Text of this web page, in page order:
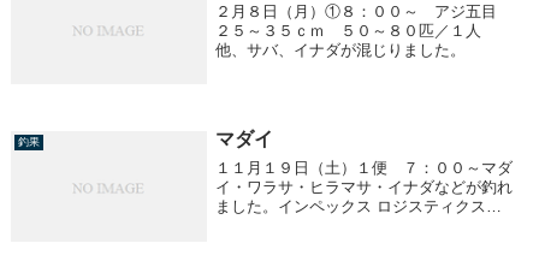
２月８日（月）①８：００～ アジ五目
２５～３５ｃｍ ５０～８０匹／１人
他、サバ、イナダが混じりました。
釣果 マダイ
１１月１９日（土）１便 ７：００～マダ
イ・ワラサ・ヒラマサ・イナダなどが釣れ
ました。インペックス ロジスティクス